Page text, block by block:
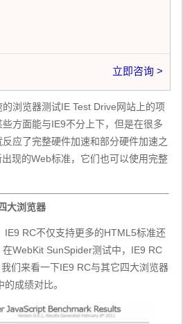
立即咨询 >
浏览器测试IE Test Drive网站上的项
方面能与IE9不分上下，但是在很多
应了完整硬件加速和部分硬件加速之
现的Web标准，它们也可以使用完整
大浏览器
IE9 RC不仅支持更多的HTML5标准还
WebKit SunSpider测试中，IE9 RC
们来看一下IE9 RC与其它四大浏览器
成绩对比。